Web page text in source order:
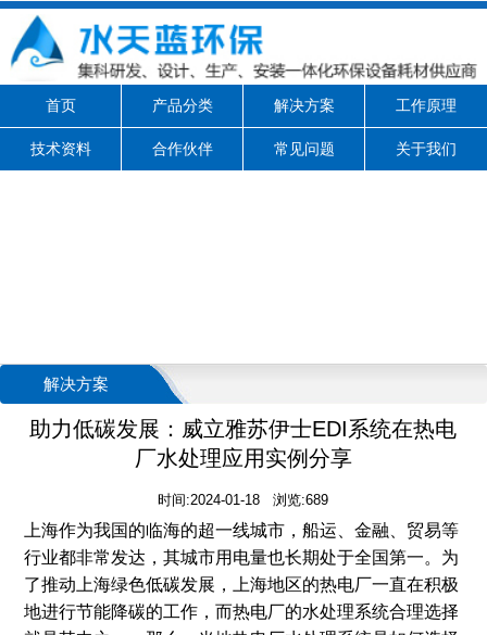
首页 产品分类 解决方案 工作原理
技术资料 合作伙伴 常见问题 关于我们
解决方案
助力低碳发展：威立雅苏伊士EDI系统在热电
厂水处理应用实例分享
时间:2024-01-18 浏览:689
上海作为我国的临海的超一线城市，船运、金融、贸易等
行业都非常发达，其城市用电量也长期处于全国第一。为
了推动上海绿色低碳发展，上海地区的热电厂一直在积极
地进行节能降碳的工作，而热电厂的水处理系统合理选择